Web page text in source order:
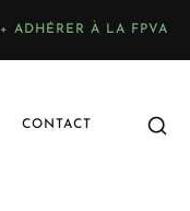
+ ADHÉRER À LA FPVA
CONTACT